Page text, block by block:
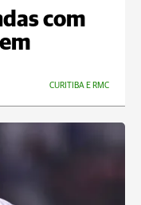
com
CURITIBA E RMC